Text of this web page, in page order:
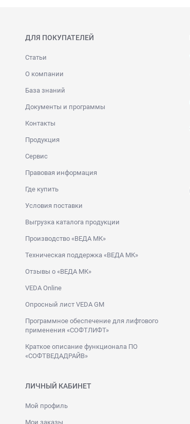
ДЛЯ ПОКУПАТЕЛЕЙ
Статьи
О компании
База знаний
Документы и программы
Контакты
Продукция
Сервис
Правовая информация
Где купить
Условия поставки
Выгрузка каталога продукции
Производство «ВЕДА МК»
Техническая поддержка «ВЕДА МК»
Отзывы о «ВЕДА МК»
VEDA Online
Опросный лист VEDA GM
Программное обеспечение для лифтового
применения «СОФТЛИФТ»
Краткое описание функционала ПО
«СОФТВЕДАДРАЙВ»
ЛИЧНЫЙ КАБИНЕТ
Мой профиль
Мои заказы